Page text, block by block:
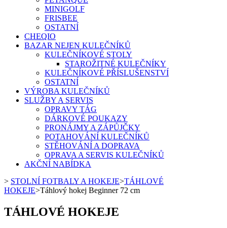
MINIGOLF
FRISBEE
OSTATNÍ
CHEQIO
BAZAR NEJEN KULEČNÍKŮ
KULEČNÍKOVÉ STOLY
STAROŽITNÉ KULEČNÍKY
KULEČNÍKOVÉ PŘÍSLUŠENSTVÍ
OSTATNÍ
VÝROBA KULEČNÍKŮ
SLUŽBY A SERVIS
OPRAVY TÁG
DÁRKOVÉ POUKAZY
PRONÁJMY A ZÁPŮJČKY
POTAHOVÁNÍ KULEČNÍKŮ
STĚHOVÁNÍ A DOPRAVA
OPRAVA A SERVIS KULEČNÍKŮ
AKČNÍ NABÍDKA
> STOLNÍ FOTBALY A HOKEJE>TÁHLOVÉ
HOKEJE>Táhlový hokej Beginner 72 cm
TÁHLOVÉ HOKEJE